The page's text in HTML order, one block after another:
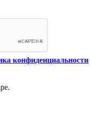
конфиденциальности